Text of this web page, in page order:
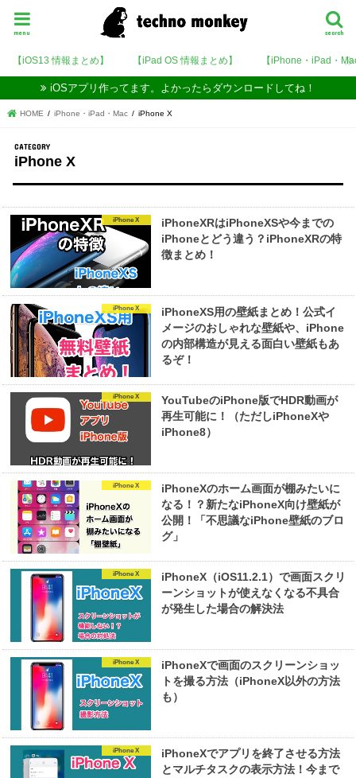
search
menu
【iOS13 情報まとめ】 【iPad OS 情報まとめ】 【iPhone・iPad・
iOSアプリ作ってます。よかったらダウンロードしてね！
HOME iPhone・iPad・Mac iPhone X
iPhone X
iPhone X
iPhoneXRはiPhoneXSや今までの
iPhoneとどう違う？iPhoneXRの特
徴まとめ！
iPhone X
iPhoneXS用の壁紙まとめ！公式イ
メージのおしゃれな壁紙や、iPhone
の内部構造が見える面白い壁紙もあ
るぞ！
iPhone X
YouTubeのiPhone版でHDR動画が
再生可能に！（ただしiPhoneXや
iPhone8）
iPhone X
iPhoneXのホーム画面が棚みたいに
なる！？新たなiPhoneX向け壁紙が
公開！「不思議なiPhone壁紙のブロ
グ」
iPhone X
iPhoneX（iOS11.2.1）で画面スクリ
ーンショットが使えなくなる不具合
が発生した場合の解決法
iPhone X
iPhoneXで画面のスクリーンショッ
トを撮る方法（iPhoneX以外の方法
も）
iPhone X
iPhoneXでアプリを終了させる方法
とマルチタスクの表示方法！今まで